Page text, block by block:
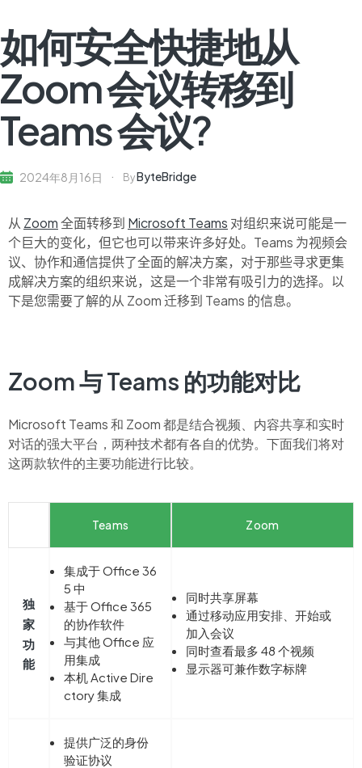
如何安全快捷地从
Zoom 会议转移到
Teams 会议?
2024年8月16日 ByByteBridge
从 Zoom全面转移到 Microsoft Teams 对组织来说可能是一
个巨大的变化，但它也可以带来许多好处。Teams 为视频会
议、协作和通信提供了全面的解决方案，对于那些寻求更集
成解决方案的组织来说，这是一个非常有吸引力的选择。以
下是您需要了解的从 Zoom 迁移到 Teams 的信息。
Zoom 与 Teams 的功能对比
Microsoft Teams 和 Zoom都是结合视频、内容共享和实时
对话的强大平台，两种技术都有各自的优势。下面我们将对
这两款软件的主要功能进行比较。
Teams Zoom
独
家
功
能
集成于 Office 36
5 中
基于 Office 365
的协作软件
与其他 Office 应
用集成
本机 Active Dire
ctory 集成
同时共享屏幕
通过移动应用安排、开始或
加入会议
同时查看最多 48 个视频
显示器可兼作数字标牌
提供广泛的身份
验证协议